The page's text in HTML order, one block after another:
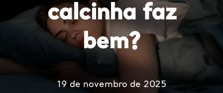
calcinha faz
bem?
19 de novembro de 2025